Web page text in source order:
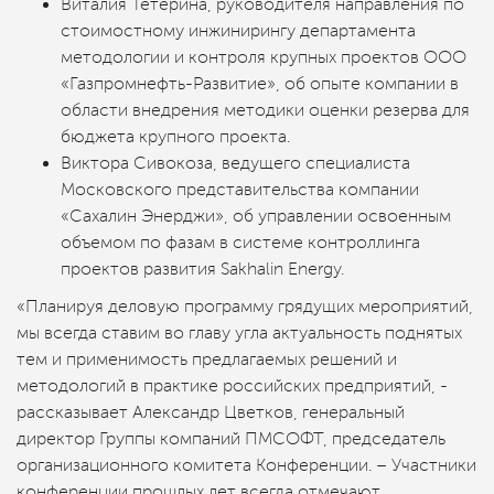
Виталия Тетерина, руководителя направления по
стоимостному инжинирингу департамента
методологии и контроля крупных проектов ООО
«Газпромнефть-Развитие», об опыте компании в
области внедрения методики оценки резерва для
бюджета крупного проекта.
Виктора Сивокоза, ведущего специалиста
Московского представительства компании
«Сахалин Энерджи», об управлении освоенным
объемом по фазам в системе контроллинга
проектов развития Sakhalin Energy.
«Планируя деловую программу грядущих мероприятий,
мы всегда ставим во главу угла актуальность поднятых
тем и применимость предлагаемых решений и
методологий в практике российских предприятий, -
рассказывает Александр Цветков, генеральный
директор Группы компаний ПМСОФТ, председатель
организационного комитета Конференции. – Участники